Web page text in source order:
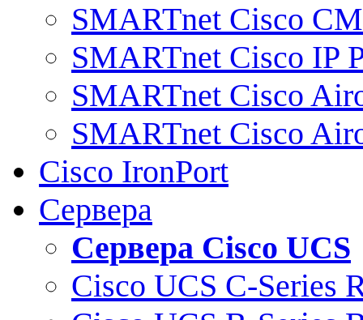
SMARTnet Cisco
SMARTnet Cisco IP
SMARTnet Cisco
SMARTnet Cisco
Cisco IronPort
Сервера
Сервера Cisco UCS
Cisco UCS C-Series